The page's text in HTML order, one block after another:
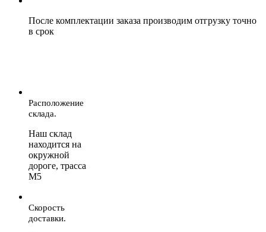
После комплектации заказа производим отгрузку точно
в срок
Расположение
склада.
Наш склад
находится на
окружной
дороге, трасса
М5
Скорость
доставки.